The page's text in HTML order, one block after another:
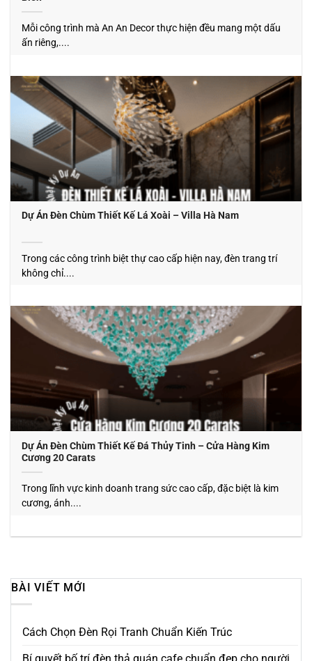
Mỗi công trình mà An An Decor thực hiện đều mang một dấu
ấn riêng,....
Dự Án Đèn Chùm Thiết Kế Lá Xoài – Villa Hà Nam
Trong các công trình biệt thự cao cấp hiện nay, đèn trang trí
không chỉ....
Dự Án Đèn Chùm Thiết Kế Đá Thủy Tinh – Cửa Hàng Kim
Cương 20 Carats
Trong lĩnh vực kinh doanh trang sức cao cấp, đặc biệt là kim
cương, ánh....
BÀI VIẾT MỚI
Cách Chọn Đèn Rọi Tranh Chuẩn Kiến Trúc